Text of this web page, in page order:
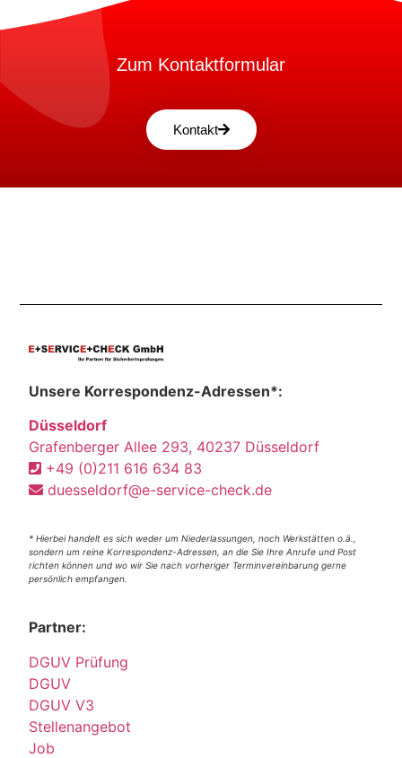
Zum Kontaktformular
Kontakt
Unsere Korrespondenz-Adressen*:
Düsseldorf
Grafenberger Allee 293, 40237 Düsseldorf
+49 (0)211 616 634 83
duesseldorf@e-service-check.de
* Hierbei handelt es sich weder um Niederlassungen, noch Werkstätten o.ä.,
sondern um reine Korrespondenz-Adressen, an die Sie Ihre Anrufe und Post
richten können und wo wir Sie nach vorheriger Terminvereinbarung gerne
persönlich empfangen.
Partner:
DGUV Prüfung
DGUV
DGUV V3
Stellenangebot
Job